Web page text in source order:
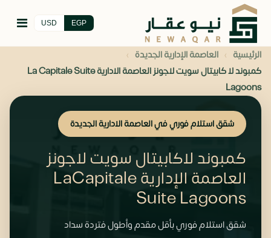
EGP
USD
الرئيسية › العاصمة الإدارية الجديدة ›
كمبوند لا كابيتال سويت لاجونز العاصمة الادارية La Capitale Suite
Lagoons
شقق استلام فوري في العاصمة الادارية الجديدة
كمبوند لاكابيتال سويت لاجونز
العاصمة الإدارية LaCapitale
Suite Lagoons
شقق استلام فوري بأقل مقدم وأطول فتردة سداد